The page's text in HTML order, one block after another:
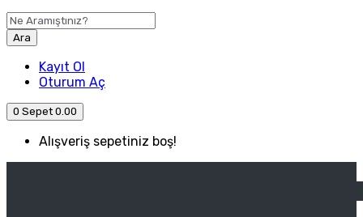
Ara
Kayıt Ol
Oturum Aç
0 Sepet 0.00
Alışveriş sepetiniz boş!